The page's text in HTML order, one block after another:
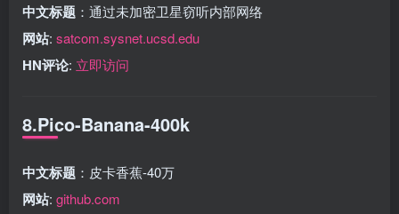
中文标题 ：通过未加密卫星窃听内部网络
网站: satcom.sysnet.ucsd.edu
HN评论: 立即访问
8.Pico-Banana-400k
中文标题 ：皮卡香蕉-40万
网站: github.com